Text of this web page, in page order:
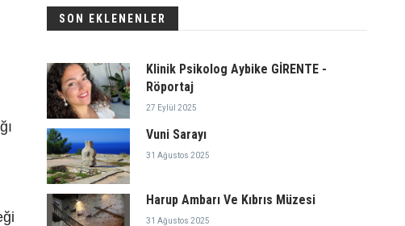
SON EKLENENLER
Klinik Psikolog Aybike GİRENTE -
Röportaj
27 Eylül 2025
Vuni Sarayı
31 Ağustos 2025
Harup Ambarı Ve Kıbrıs Müzesi
31 Ağustos 2025